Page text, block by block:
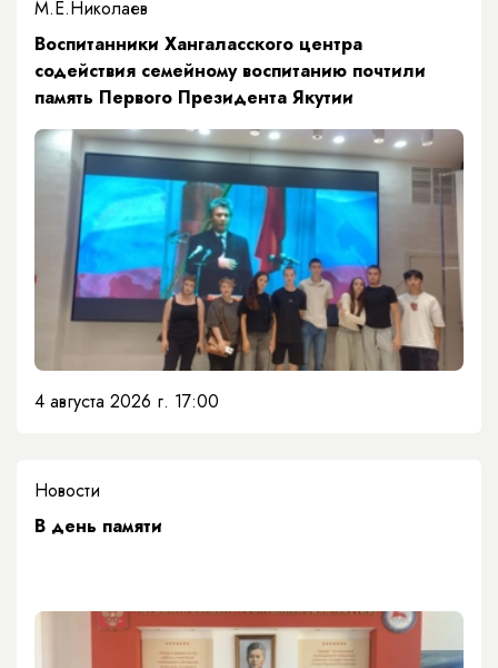
М.Е.Николаев
​Воспитанники Хангаласского центра
содействия семейному воспитанию почтили
память Первого Президента Якутии
4 августа 2026 г. 17:00
Новости
​В день памяти